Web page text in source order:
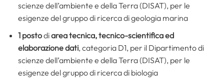
scienze dell’ambiente e della Terra (DISAT), per le
esigenze del gruppo di ricerca di geologia marina
1 postodiarea tecnica, tecnico-scientifica ed
elaborazione dati, categoria D1, per il Dipartimento di
scienze dell’ambiente e della Terra (DISAT), per le
esigenze del gruppo di ricerca di biologia